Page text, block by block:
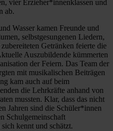
vier Erzieher*innenklassen und
ab.
Wasser kamen Freunde und
selbstgesungenen Liedern,
Getränken feierte die
Auszubildende kümmerten
der Feiern. Das Team der
mit musikalischen Beiträgen
kam auch auf beim
die Lehrkräfte anhand von
mussten. Klar, dass das nicht
Jahren sind die Schüler*innen
Schulgemeinschaft
kennt und schätzt.